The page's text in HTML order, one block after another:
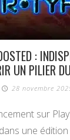
:
UN PILIER
28 novembre
sur
une